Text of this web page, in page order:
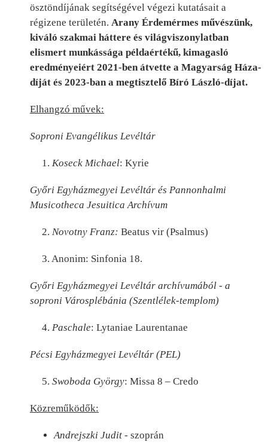
ösztöndíjának segítségével végezi kutatásait a
régizene területén. Arany Érdemérmes művészünk,
kiváló szakmai háttere és világviszonylatban
elismert munkássága példaértékű, kimagasló
eredményeiért 2021-ben átvette a Magyarság Háza-
díját és 2023-ban a megtisztelő Bíró László-díjat.
Elhangzó művek:
Soproni Evangélikus Levéltár
1. Koseck Michael: Kyrie
Győri Egyházmegyei Levéltár és Pannonhalmi
Musicotheca Jesuitica Archívum
2. Novotny Franz: Beatus vir (Psalmus)
3. Anonim: Sinfonia 18.
Győri Egyházmegyei Levéltár archívumából - a
soproni Városplébánia (Szentlélek-templom)
4. Paschale: Lytaniae Laurentanae
Pécsi Egyházmegyei Levéltár (PEL)
5. Swoboda György: Missa 8 – Credo
Közreműködők:
Andrejszki Judit - szoprán